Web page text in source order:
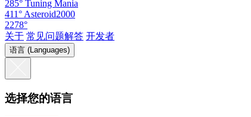
285° Tuning Mania
411°Asteroid2000
2278°
关于 常见问题解答 开发者
语言 (Languages)
选择您的语言